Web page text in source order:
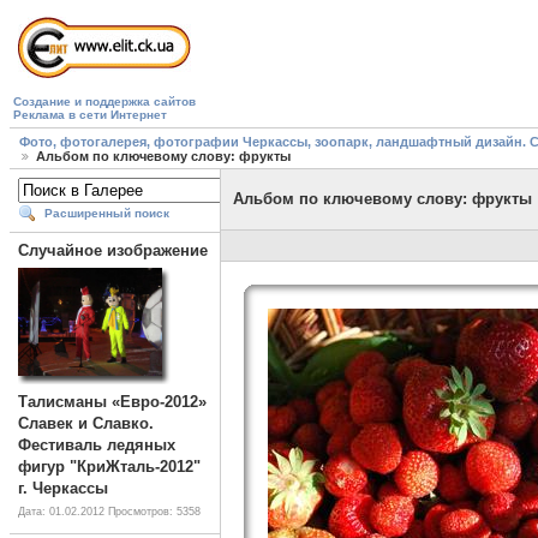
Создание и поддержка сайтов
Реклама в сети Интернет
Фото, фотогалерея, фотографии Черкассы, зоопарк, ландшафтный дизайн.
Альбом по ключевому слову: фрукты
Расширенный поиск
Случайное изображение
Талисманы «Евро-2012»
Славек и Славко.
Фестиваль ледяных
фигур "КриЖталь-2012"
г. Черкассы
Дата: 01.02.2012 Просмотров: 5358
Альбом по ключевому слову: фрукты